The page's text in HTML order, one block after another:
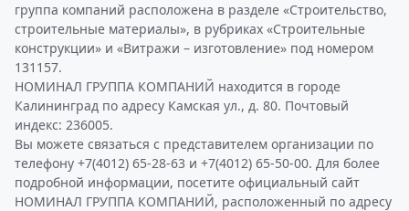
группа компаний расположена в разделе «Строительство,
строительные материалы», в рубриках «Строительные
конструкции» и «Витражи – изготовление» под номером
131157.
НОМИНАЛ ГРУППА КОМПАНИЙ находится в городе
Калининград по адресу Камская ул., д. 80. Почтовый
индекс: 236005.
Вы можете связаться с представителем организации по
телефону +7(4012) 65-28-63 и +7(4012) 65-50-00. Для более
подробной информации, посетите официальный сайт
НОМИНАЛ ГРУППА КОМПАНИЙ, расположенный по адресу